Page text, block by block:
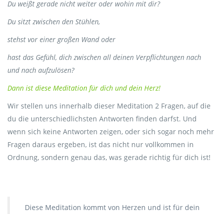
Du weißt gerade nicht weiter oder wohin mit dir?
Du sitzt zwischen den Stühlen,
stehst vor einer großen Wand oder
hast das Gefühl, dich zwischen all deinen Verpflichtungen nach
und nach aufzulösen?
Dann ist diese Meditation für dich und dein Herz!
Wir stellen uns innerhalb dieser Meditation 2 Fragen, auf die
du die unterschiedlichsten Antworten finden darfst. Und
wenn sich keine Antworten zeigen, oder sich sogar noch mehr
Fragen daraus ergeben, ist das nicht nur vollkommen in
Ordnung, sondern genau das, was gerade richtig für dich ist!
Diese Meditation kommt von Herzen und ist für dein